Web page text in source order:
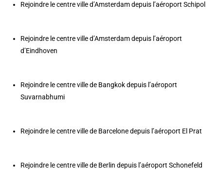
Rejoindre le centre ville d’Amsterdam depuis l’aéroport Schipol
Rejoindre le centre ville d’Amsterdam depuis l’aéroport
d’Eindhoven
Rejoindre le centre ville de Bangkok depuis l’aéroport
Suvarnabhumi
Rejoindre le centre ville de Barcelone depuis l’aéroport El Prat
Rejoindre le centre ville de Berlin depuis l’aéroport Schonefeld